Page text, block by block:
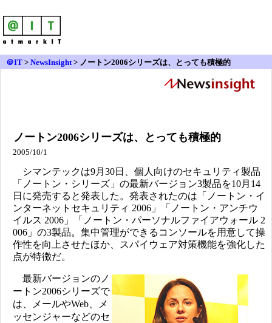
＠IT > NewsInsight> ノートン2006シリーズは、とっても積極的
ノートン2006シリーズは、とっても積極的
2005/10/1
シマンテックは9月30日、個人向けのセキュリティ製品
「ノートン・シリーズ」の最新バージョン3製品を10月14
日に発売すると発表した。発表されたのは「ノートン・イ
ンターネットセキュリティ 2006」「ノートン・アンチウ
イルス 2006」「ノートン・パーソナルファイアウォール 2
006」の3製品。集中管理ができるコンソールを用意して操
作性を向上させたほか、スパイウェア対策機能を強化した
点が特徴だ。
最新バージョンのノ
ートン2006シリーズで
は、メールやWeb、メ
ッセンジャーなどのセ